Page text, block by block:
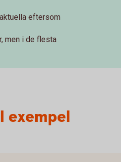
eftersom
men i de flesta
exempel